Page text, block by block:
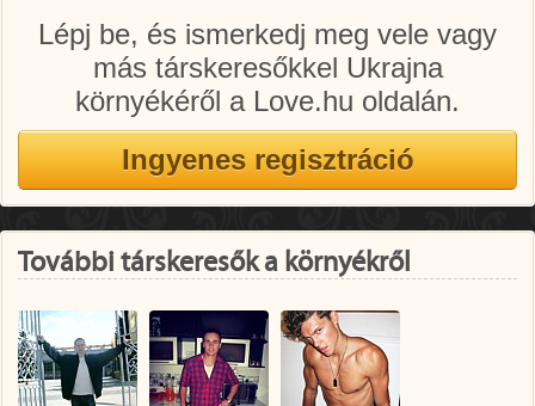
Lépj be, és ismerkedj meg vele vagy
más társkeresőkkel Ukrajna
környékéről a Love.hu oldalán.
További társkeresők a környékről